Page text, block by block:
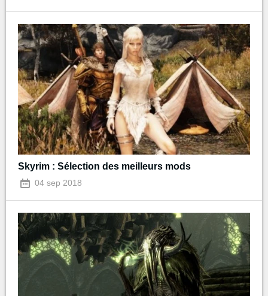
Skyrim : Sélection des meilleurs mods
04 sep 2018